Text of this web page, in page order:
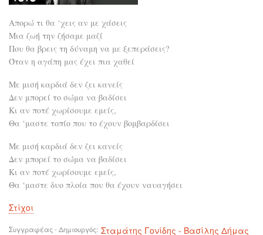
Απορώ τι θα ‘χεις αν με χάσεις
Μια ζωή την ζήσαμε μαζί
Που θα βρεις τη δύναμη να με ξεπεράσεις?
Όταν η αγάπη μας έχει πια χαθεί
Με μισή καρδιά δεν ζει κανείς
Δεν μπορεί το σώμα να βαδίσει
Κι αν ποτέ χωρίσουμε εμείς,
Θα ‘μαστε τοπίο που το έχουν βομβαρδίσει
Με μισή καρδιά δεν ζει κανείς
Δεν μπορεί το σώμα να βαδίσει
Κι αν ποτέ χωρίσουμε εμείς,
Θα ‘μαστε δυο πλοία που θα έχουν ναυαγήσει
Στίχοι
Συγγραφέας - Δημιουργός Σταμάτης Γονίδης - Βασίλης Δήμας